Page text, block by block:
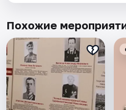
Похожие